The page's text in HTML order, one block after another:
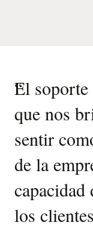
“
El
que nos
sentir
de la
los